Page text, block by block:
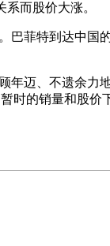
而股价大涨。
巴菲特到达中国
年迈、不遗余力
时的销量和股价